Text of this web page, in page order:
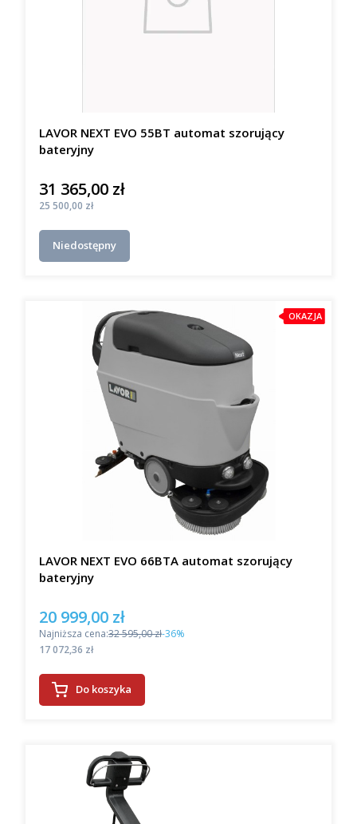
LAVOR NEXT EVO 55BT automat szorujący
bateryjny
Cena
31 365,00 zł
Cena
25 500,00 zł
Niedostępny
OKAZJA
LAVOR NEXT EVO 66BTA automat szorujący
bateryjny
Cena promocyjna
20 999,00 zł
Najniższa cena:32 595,00 zł-36%
Cena
17 072,36 zł
Do koszyka